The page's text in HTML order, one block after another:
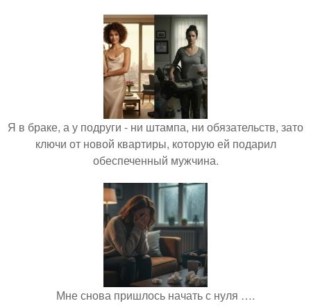
Я в браке, а у подруги - ни штампа, ни обязательств, зато
ключи от новой квартиры, которую ей подарил
обеспеченный мужчина.
Мне снова пришлось начать с нуля ….